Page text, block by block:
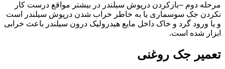
مرحله دوم –بازکردن درپوش سیلندر در بیشتر مواقع درست کار
نکردن جک سوسماری یا به خاطر خراب شدن درپوش سیلندر است
و یا ورود گرد و خاک داخل مایع هیدرولیک درون سیلندر باعث خرابی
ابزار شده است.
تعمیر جک روغنی